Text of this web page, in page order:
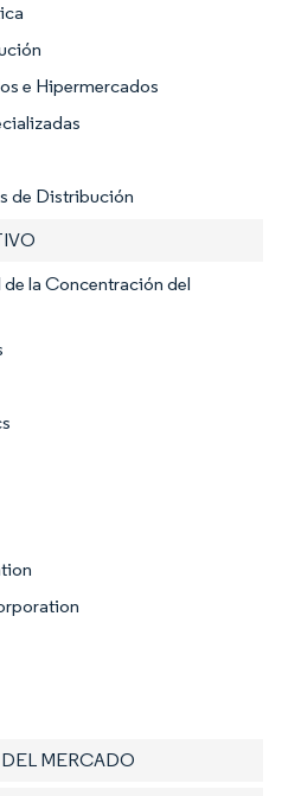
e Hipermercados
de Distribución
la Concentración del
DEL MERCADO